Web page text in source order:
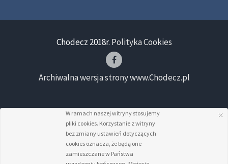
Chodecz 2018r. Polityka Cookies
Archiwalna wersja strony www.Chodecz.pl
W ramach naszej witryny stosujemy
pliki cookies. Korzystanie z witryny
bez zmiany ustawień dotyczących
cookies oznacza, że będą one
zamieszczane w Państwa